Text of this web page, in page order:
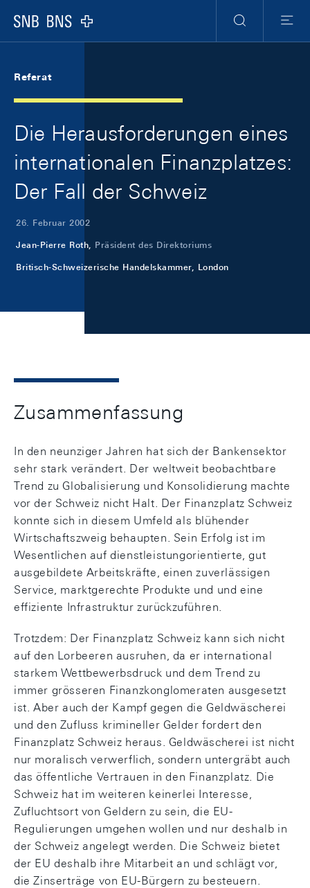
Logo
Suche
Menu
Referat
Die Herausforderungen eines
internationalen Finanzplatzes:
Der Fall der Schweiz
26. Februar 2002
Jean-Pierre Roth, Präsident des Direktoriums
Britisch-Schweizerische Handelskammer, London
Zusammenfassung
In den neunziger Jahren hat sich der Bankensektor
sehr stark verändert. Der weltweit beobachtbare
Trend zu Globalisierung und Konsolidierung machte
vor der Schweiz nicht Halt. Der Finanzplatz Schweiz
konnte sich in diesem Umfeld als blühender
Wirtschaftszweig behaupten. Sein Erfolg ist im
Wesentlichen auf dienstleistungorientierte, gut
ausgebildete Arbeitskräfte, einen zuverlässigen
Service, marktgerechte Produkte und und eine
effiziente Infrastruktur zurückzuführen.
Trotzdem: Der Finanzplatz Schweiz kann sich nicht
auf den Lorbeeren ausruhen, da er international
starkem Wettbewerbsdruck und dem Trend zu
immer grösseren Finanzkonglomeraten ausgesetzt
ist. Aber auch der Kampf gegen die Geldwäscherei
und den Zufluss krimineller Gelder fordert den
Finanzplatz Schweiz heraus. Geldwäscherei ist nicht
nur moralisch verwerflich, sondern untergräbt auch
das öffentliche Vertrauen in den Finanzplatz. Die
Schweiz hat im weiteren keinerlei Interesse,
Zufluchtsort von Geldern zu sein, die EU-
Regulierungen umgehen wollen und nur deshalb in
der Schweiz angelegt werden. Die Schweiz bietet
der EU deshalb ihre Mitarbeit an und schlägt vor,
die Zinserträge von EU-Bürgern zu besteuern.